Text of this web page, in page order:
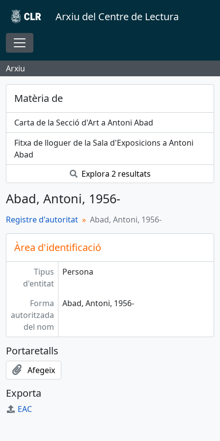
Skip to main content
Arxiu del Centre de Lectura
Toggle navigation
Arxiu
Matèria de
Carta de la Secció d'Art a Antoni Abad
Fitxa de lloguer de la Sala d'Exposicions a Antoni
Abad
Explora 2 resultats
Abad, Antoni, 1956-
Registre d'autoritat Abad, Antoni, 1956-
Àrea d'identificació
Tipus
d'entitat
Persona
Forma
autoritzada
del nom
Abad, Antoni, 1956-
Portaretalls
Afegeix
Exporta
EAC